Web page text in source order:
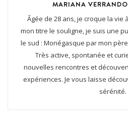
MARIANA
Âgée de 28 ans, je croque la vie
mon titre le souligne, je suis une
le sud : Monégasque par mon
Très active, spontanée et
nouvelles rencontres et
expériences. Je vous laisse
sérénité.